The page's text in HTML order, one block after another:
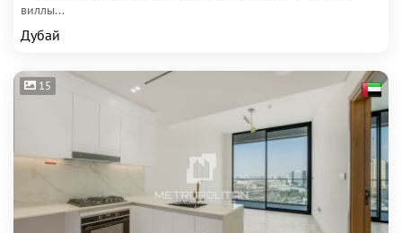
виллы...
Дубай
15